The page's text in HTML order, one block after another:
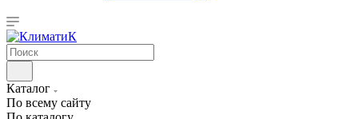
Каталог
По всему сайту